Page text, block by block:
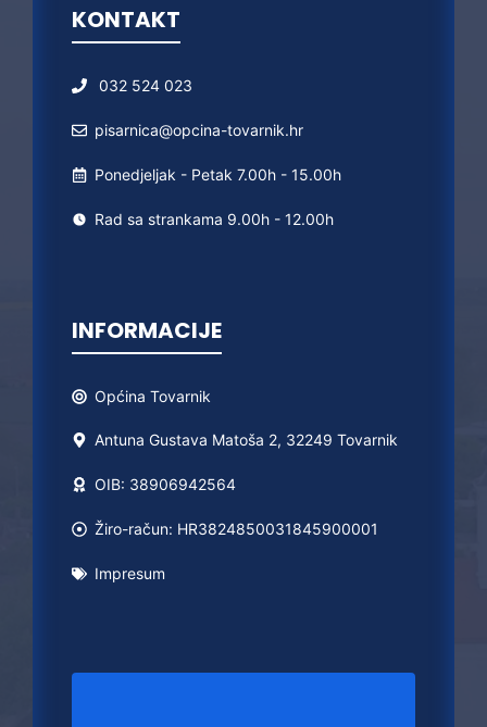
KONTAKT
032 524 023
pisarnica@opcina-tovarnik.hr
Ponedjeljak - Petak 7.00h - 15.00h
Rad sa strankama 9.00h - 12.00h
INFORMACIJE
Općina Tovarnik
Antuna Gustava Matoša 2, 32249 Tovarnik
OIB: 38906942564
Žiro-račun: HR3824850031845900001
Impresum